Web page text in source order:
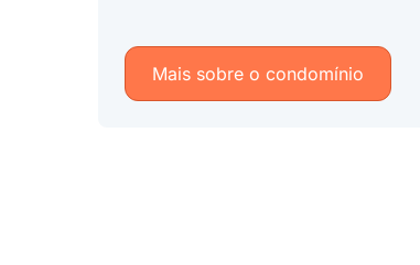
Mais sobre o condomínio